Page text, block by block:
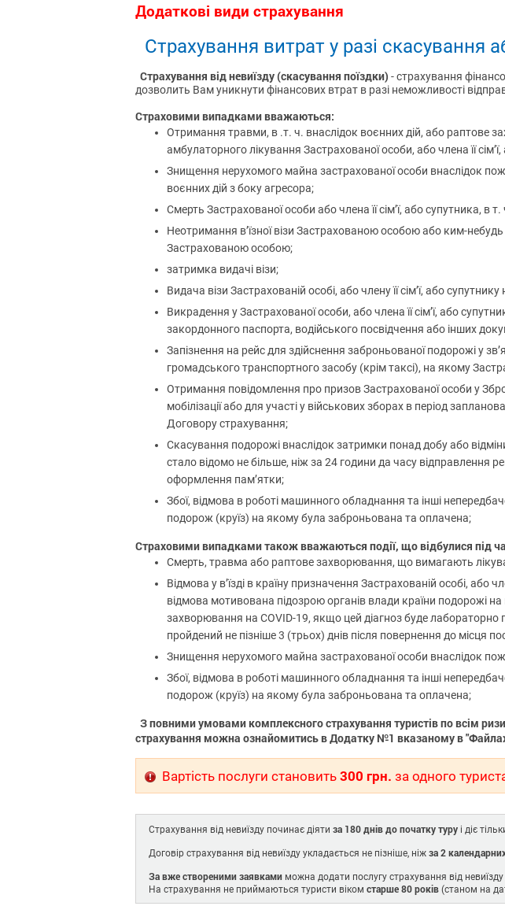
Додаткові види страхування
Страхування витрат у разі скасування
Страхування від невиїзду (скасування поїздки) - страхування
дозволить Вам уникнути фінансових втрат в разі неможливості
Страховими випадками вважаються:
Отримання травми, в .т. ч. внаслідок воєнних дій, або раптове
амбулаторного лікування Застрахованої особи, або члена її
Знищення нерухомого майна застрахованої особи внаслідок
воєнних дій з боку агресора;
Смерть Застрахованої особи або члена її сім’ї, або супутника, в
Неотримання в’їзної візи Застрахованою особою або ким-небудь
Застрахованою особою;
затримка видачі візи;
Видача візи Застрахованій особі, або члену її сім’ї, або
Викрадення у Застрахованої особи, або члена її сім’ї, або
закордонного паспорта, водійського посвідчення або інших
Запізнення на рейс для здійснення заброньованої подорожі у
громадського транспортного засобу (крім таксі), на якому
Отримання повідомлення про призов Застрахованої особи у
мобілізації або для участі у військових зборах в період
Договору страхування;
Скасування подорожі внаслідок затримки понад добу або
стало відомо не більше, ніж за 24 години да часу відправлення
оформлення пам’ятки;
Збої, відмова в роботі машинного обладнання та інші
подорож (круїз) на якому була заброньована та оплачена;
Страховими випадками також вважаються події, що відбулися під
Смерть, травма або раптове захворювання, що вимагають
Відмова у в’їзді в країну призначення Застрахованій особі, або
відмова мотивована підозрою органів влади країни подорожі
захворювання на COVID-19, якщо цей діагноз буде
пройдений не пізніше 3 (трьох) днів після повернення до місця
Знищення нерухомого майна застрахованої особи внаслідок
Збої, відмова в роботі машинного обладнання та інші
подорож (круїз) на якому була заброньована та оплачена;
З повними умовами комплексного страхування туристів по всім
страхування можна ознайомитись в Додатку №1 вказаному в
Вартість послуги становить 300 грн. за одного
Страхування від невиїзду починає діяти за 180 днів до початку туру і діє
Договір страхування від невиїзду укладається не пізніше, ніж за 2
За вже створеними заявками можна додати послугу страхування від невиїзду
На страхування не приймаються туристи віком старше 80 років (станом на